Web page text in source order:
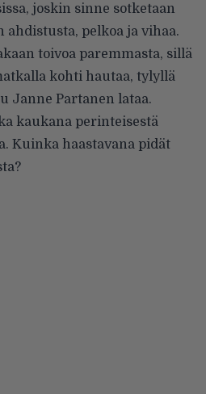
joskin sinne sotketaan
ahdistusta, pelkoa ja vihaa.
toivoa paremmasta, sillä
kohti hautaa, tylyllä
Janne Partanen lataa.
kaukana perinteisestä
Kuinka haastavana pidät